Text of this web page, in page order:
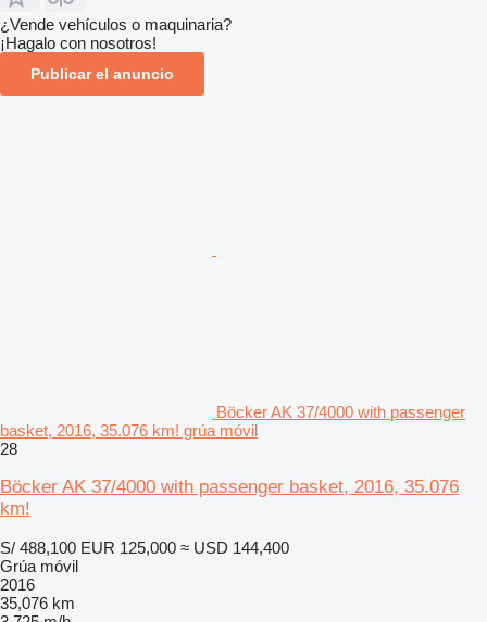
¿Vende vehículos o maquinaria?
¡Hagalo con nosotros!
Publicar el anuncio
Böcker AK 37/4000 with passenger
basket, 2016, 35.076 km! grúa móvil
28
Böcker AK 37/4000 with passenger basket, 2016, 35.076
km!
S/ 488,100 EUR 125,000 ≈ USD 144,400
Grúa móvil
2016
35,076 km